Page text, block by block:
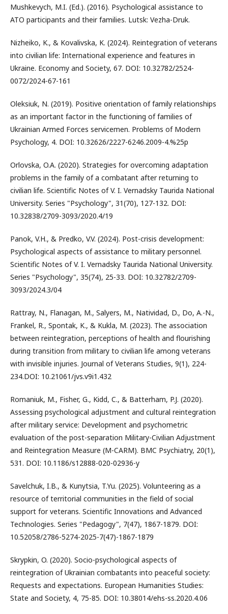
Mushkevych, M.I. (Ed.). (2016). Psychological assistance to
ATO participants and their families. Lutsk: Vezha-Druk.
Nizheiko, K., & Kovalivska, K. (2024). Reintegration of veterans
into civilian life: International experience and features in
Ukraine. Economy and Society, 67. DOI: 10.32782/2524-
0072/2024-67-161
Oleksiuk, N. (2019). Positive orientation of family relationships
as an important factor in the functioning of families of
Ukrainian Armed Forces servicemen. Problems of Modern
Psychology, 4. DOI: 10.32626/2227-6246.2009-4.%25p
Orlovska, O.A. (2020). Strategies for overcoming adaptation
problems in the family of a combatant after returning to
civilian life. Scientific Notes of V. I. Vernadsky Taurida National
University. Series "Psychology", 31(70), 127-132. DOI:
10.32838/2709-3093/2020.4/19
Panok, V.H., & Predko, V.V. (2024). Post-crisis development:
Psychological aspects of assistance to military personnel.
Scientific Notes of V. I. Vernadsky Taurida National University.
Series "Psychology", 35(74), 25-33. DOI: 10.32782/2709-
3093/2024.3/04
Rattray, N., Flanagan, M., Salyers, M., Natividad, D., Do, A.-N.,
Frankel, R., Spontak, K., & Kukla, M. (2023). The association
between reintegration, perceptions of health and flourishing
during transition from military to civilian life among veterans
with invisible injuries. Journal of Veterans Studies, 9(1), 224-
234.DOI: 10.21061/jvs.v9i1.432
Romaniuk, M., Fisher, G., Kidd, C., & Batterham, P.J. (2020).
Assessing psychological adjustment and cultural reintegration
after military service: Development and psychometric
evaluation of the post-separation Military-Civilian Adjustment
and Reintegration Measure (M-CARM). BMC Psychiatry, 20(1),
531. DOI: 10.1186/s12888-020-02936-y
Savelchuk, I.B., & Kunytsia, T.Yu. (2025). Volunteering as a
resource of territorial communities in the field of social
support for veterans. Scientific Innovations and Advanced
Technologies. Series "Pedagogy", 7(47), 1867-1879. DOI:
10.52058/2786-5274-2025-7(47)-1867-1879
Skrypkin, O. (2020). Socio-psychological aspects of
reintegration of Ukrainian combatants into peaceful society:
Requests and expectations. European Humanities Studies:
State and Society, 4, 75-85. DOI: 10.38014/ehs-ss.2020.4.06